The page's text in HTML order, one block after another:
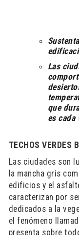
Las
que
es cada
TECHOS VERDES
Las ciudades son
la mancha gris
edificios y el
caracterizan por
dedicados a la
el fenómeno
presenta sobre